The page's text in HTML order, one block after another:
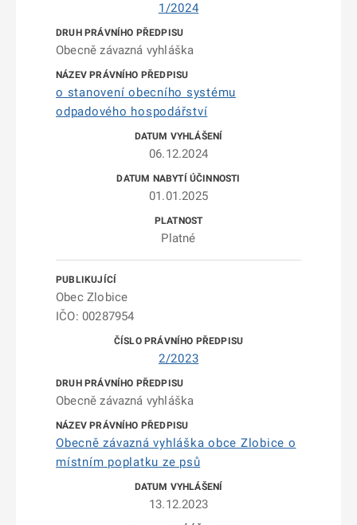
1/2024
Obecně závazná vyhláška
o stanovení obecního systému
odpadového hospodářství
06.12.2024
01.01.2025
Platné
Obec Zlobice
IČO: 00287954
2/2023
Obecně závazná vyhláška
Obecně závazná vyhláška obce Zlobice o
místním poplatku ze psů
13.12.2023